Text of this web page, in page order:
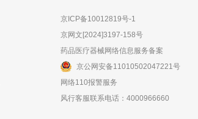
京ICP备10012819号-1
京网文[2024]3197-158号
药品医疗器械网络信息服务备案
京公网安备11010502047221号
网络110报警服务
风行客服联系电话：4000966660